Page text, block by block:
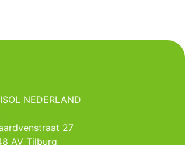
NEDERLAND
27
AV Tilburg